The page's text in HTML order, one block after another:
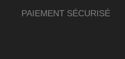
PAIEMENT SÉCURISÉ